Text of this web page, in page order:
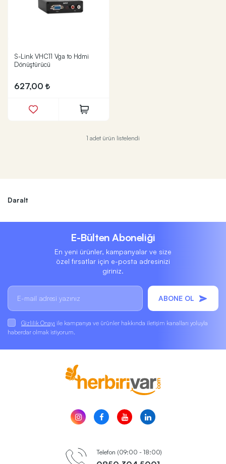
S-Link VHC11 Vga to Hdmi
Dönüştürücü
627,00
1 adet ürün listelendi
Daralt
E-Bülten Aboneliği
En yeni ürünler, kampanyalar ve size
özel fırsatlar için e-posta adresinizi
giriniz.
ABONE OL
Gizlilik Onayı ile kampanya ve ürünler hakkında iletişim kanalları yoluyla
haberdar olmak istiyorum.
Telefon (09:00 - 18:00)